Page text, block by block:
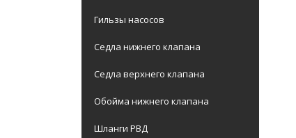
Гильзы насосов
Седла нижнего клапана
Седла верхнего клапана
Обойма нижнего клапана
Шланги РВД